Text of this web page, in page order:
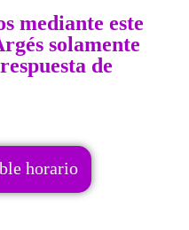
mediante este
solamente
de
horario